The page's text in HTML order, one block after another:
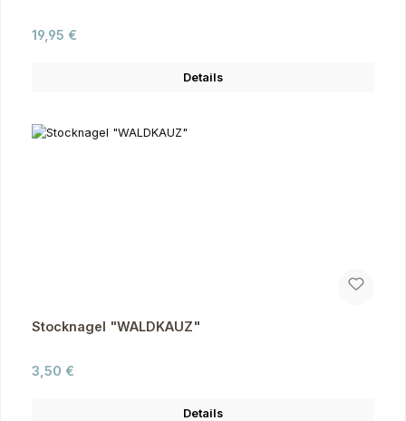
Regulärer Preis:
19,95 €
Details
Stocknagel "WALDKAUZ"
Regulärer Preis:
3,50 €
Details